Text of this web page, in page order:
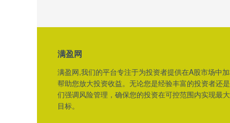
满盈网
满盈网,我们的平台专注于为投资者提供在A股市场中
帮助您放大投资收益。无论您是经验丰富的投资者还
们强调风险管理，确保您的投资在可控范围内实现最
目标。